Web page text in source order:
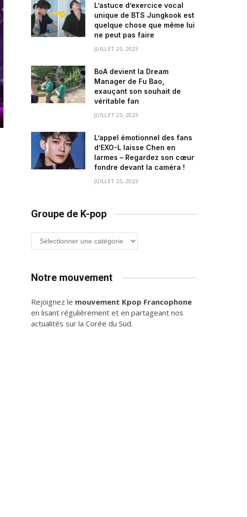
L’astuce d’exercice vocal
unique de BTS Jungkook est
quelque chose que même lui
ne peut pas faire
JUILLET 25, 2023
BoA devient la Dream
Manager de Fu Bao,
exauçant son souhait de
véritable fan
JUILLET 25, 2023
L’appel émotionnel des fans
d’EXO-L laisse Chen en
larmes – Regardez son cœur
fondre devant la caméra !
JUILLET 25, 2023
Groupe de K-pop
Groupe
de
Notre mouvement
Rejoignez le mouvement Kpop Francophone
en lisant régulièrement et en partageant nos
actualités sur la Corée du Sud.